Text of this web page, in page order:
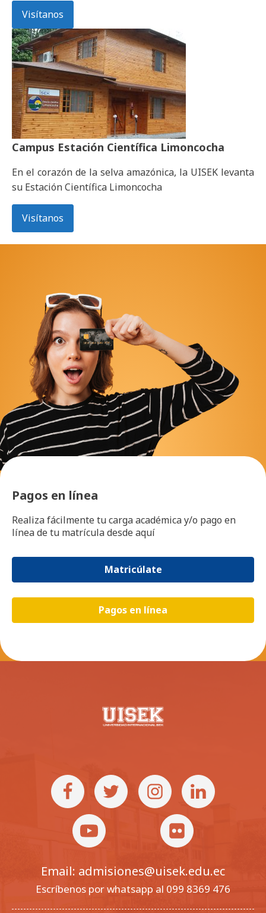
Visítanos
Campus Estación Científica Limoncocha
En el corazón de la selva amazónica, la UISEK levanta
su Estación Científica Limoncocha
Visítanos
Pagos en línea
Realiza fácilmente tu carga académica y/o pago en
línea de tu matrícula desde aquí
Matricúlate
Pagos en línea
Email: admisiones@uisek.edu.ec
Escríbenos por whatsapp al 099 8369 476